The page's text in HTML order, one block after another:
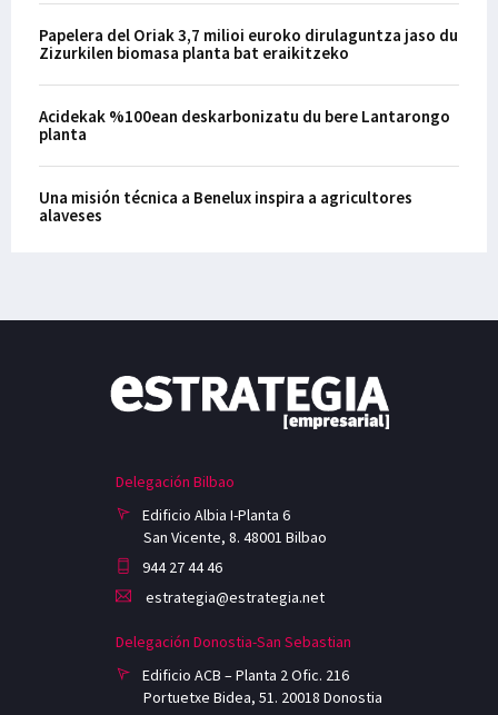
Papelera del Oriak 3,7 milioi euroko dirulaguntza jaso du
Zizurkilen biomasa planta bat eraikitzeko
Acidekak %100ean deskarbonizatu du bere Lantarongo
planta
Una misión técnica a Benelux inspira a agricultores
alaveses
Delegación Bilbao
Edificio Albia I-Planta 6
San Vicente, 8. 48001 Bilbao
944 27 44 46
estrategia@estrategia.net
Delegación Donostia-San Sebastian
Edificio ACB – Planta 2 Ofic. 216
Portuetxe Bidea, 51. 20018 Donostia